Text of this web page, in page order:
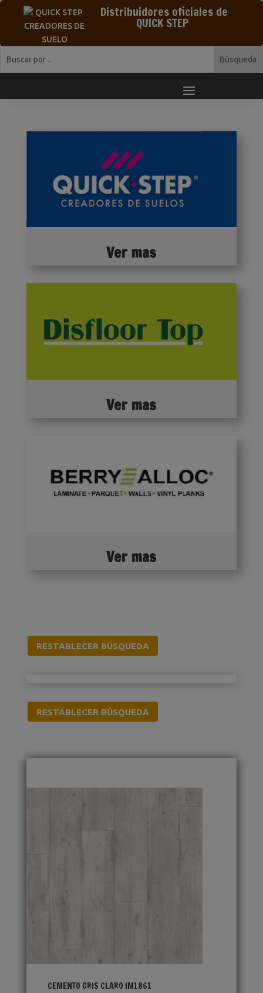
Distribuidores oficiales de
QUICK STEP
Ver mas
Ver mas
Ver mas
RESTABLECER BÚSQUEDA
RESTABLECER BÚSQUEDA
CEMENTO GRIS CLARO IM1861